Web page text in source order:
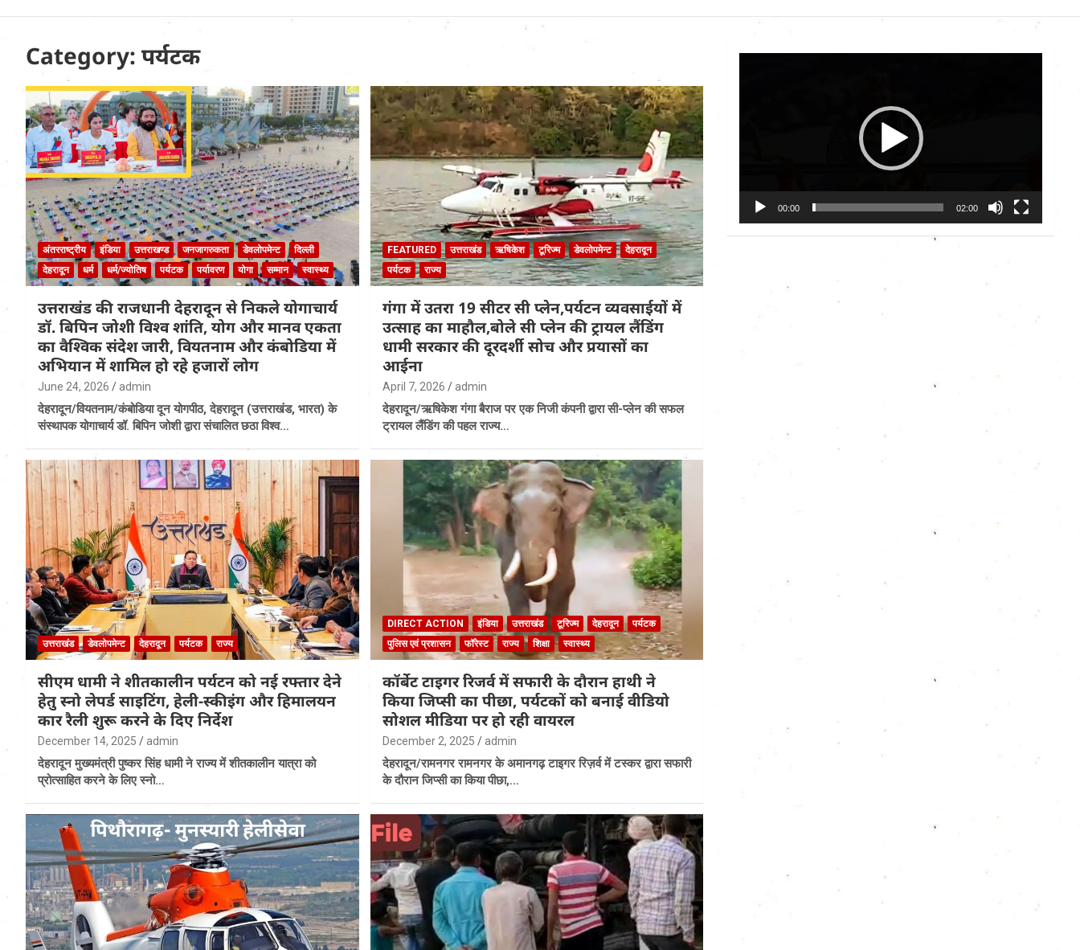
Uttarakhand News in
Hindi
Category: पर्यटक
अंतरराष्ट्रीय इंडिया उत्तराखण्ड जनजागरुकता डेवलोपमेन्ट
दिल्ली
देहरादून
धर्म धर्म/ज्योतिष पर्यटक पर्यावरण योगा सम्मान स्वास्थ्य
उत्तराखंड की राजधानी देहरादून से निकले योगाचार्य
डॉ. बिपिन जोशी विश्व शांति, योग और मानव एकता
का वैश्विक संदेश जारी, वियतनाम और कंबोडिया में
अभियान में शामिल हो रहे हजारों लोग
June 24, 2026 admin
देहरादून/वियतनाम/कंबोडिया दून योगपीठ, देहरादून (उत्तराखंड, भारत) के
संस्थापक योगाचार्य डॉ. बिपिन जोशी द्वारा संचालित छठा विश्व…
FEATURED उत्तराखंड ऋषिकेश टूरिज्म डेवलोपमेन्ट
देहरादून
पर्यटक
राज्य
गंगा में उतरा 19 सीटर सी प्लेन,पर्यटन व्यवसाईयों में
उत्साह का माहौल,बोले सी प्लेन की ट्रायल लैंडिंग
धामी सरकार की दूरदर्शी सोच और प्रयासों का
आईना
April 7, 2026 admin
देहरादून/ऋषिकेश गंगा बैराज पर एक निजी कंपनी द्वारा सी-प्लेन की सफल
ट्रायल लैंडिंग की पहल राज्य…
उत्तराखंड डेवलोपमेन्ट देहरादून पर्यटक राज्य
सीएम धामी ने शीतकालीन पर्यटन को नई रफ्तार देने
हेतु स्नो लेपर्ड साइटिंग, हेली-स्कीइंग और हिमालयन
कार रैली शुरू करने के दिए निर्देश
December 14, 2025 admin
देहरादून मुख्यमंत्री पुष्कर सिंह धामी ने राज्य में शीतकालीन यात्रा को
प्रोत्साहित करने के लिए स्नो…
DIRECT ACTION इंडिया उत्तराखंड टूरिज्म देहरादून
पर्यटक
पुलिस एवं प्रशासन
फॉरेस्ट राज्य शिक्षा स्वास्थ्य
कॉर्बेट टाइगर रिजर्व में सफारी के दौरान हाथी ने
किया जिप्सी का पीछा, पर्यटकों को बनाई वीडियो
सोशल मीडिया पर हो रही वायरल
December 2, 2025 admin
देहरादून/रामनगर रामनगर के अमानगढ़ टाइगर रिज़र्व में टस्कर द्वारा सफारी
के दौरान जिप्सी का किया पीछा,…
00:00 02:00